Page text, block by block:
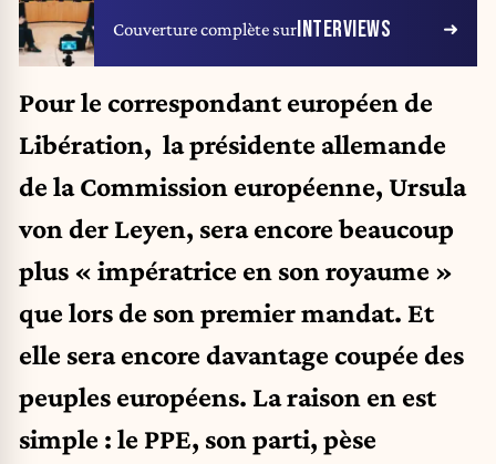
Couverture complète surINTERVIEWS
Pour le correspondant européen de
Libération, la présidente allemande
de la Commission européenne, Ursula
von der Leyen, sera encore beaucoup
plus « impératrice en son royaume »
que lors de son premier mandat. Et
elle sera encore davantage coupée des
peuples européens. La raison en est
simple : le PPE, son parti, pèse